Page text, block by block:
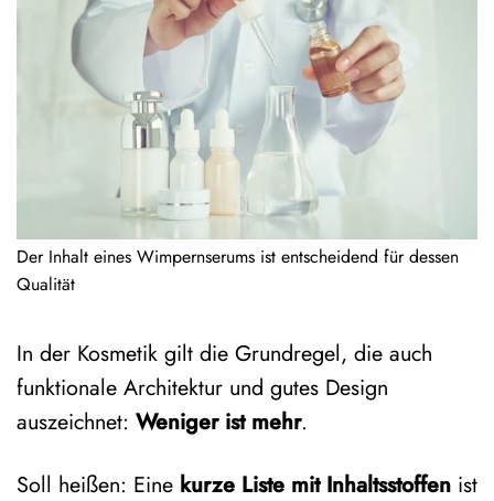
Der Inhalt eines Wimpernserums ist entscheidend für dessen
Qualität
In der Kosmetik gilt die Grundregel, die auch
funktionale Architektur und gutes Design
auszeichnet: Weniger ist mehr.
Soll heißen: Eine kurze Liste mit Inhaltsstoffen ist